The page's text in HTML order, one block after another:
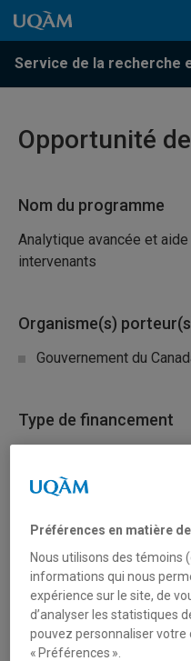
Passer au contenu
Accéder au menu principal
Accéder à la recherche
Passer au contenu
Accéder au menu principal
Service de la recherche
Opportunité
Nom du programme
Analytique avancée et
intervenants
Organisme(s)
Gouvernement du
Type de financement
Sciences naturelles et
Description du
Le Programme canadien
Préférences en matière
Nous utilisons des témoins
informations qui nous
expérience sur le site, de
d’analyser les statistiques
pouvez personnaliser votre
« Préférences ».